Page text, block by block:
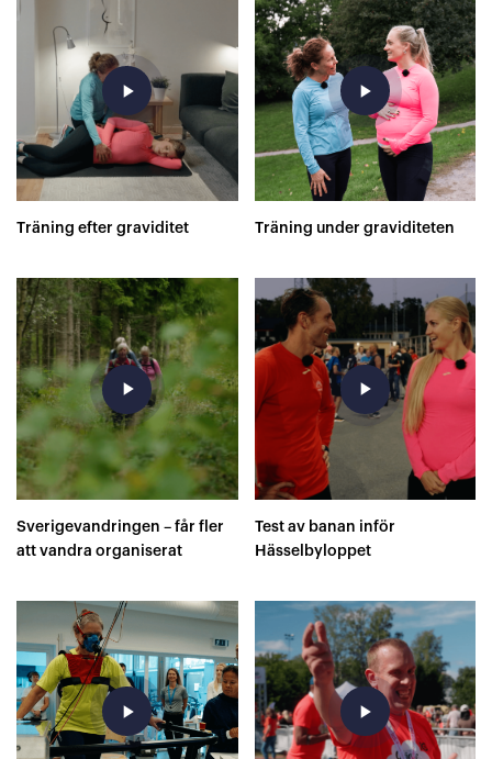
play_arrow
Träning efter graviditet
play_arrow
Träning under graviditeten
play_arrow
Sverigevandringen – får fler
att vandra organiserat
play_arrow
Test av banan inför
Hässelbyloppet
play_arrow play_arrow